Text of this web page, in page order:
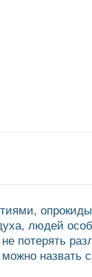
людей
потерять
можно